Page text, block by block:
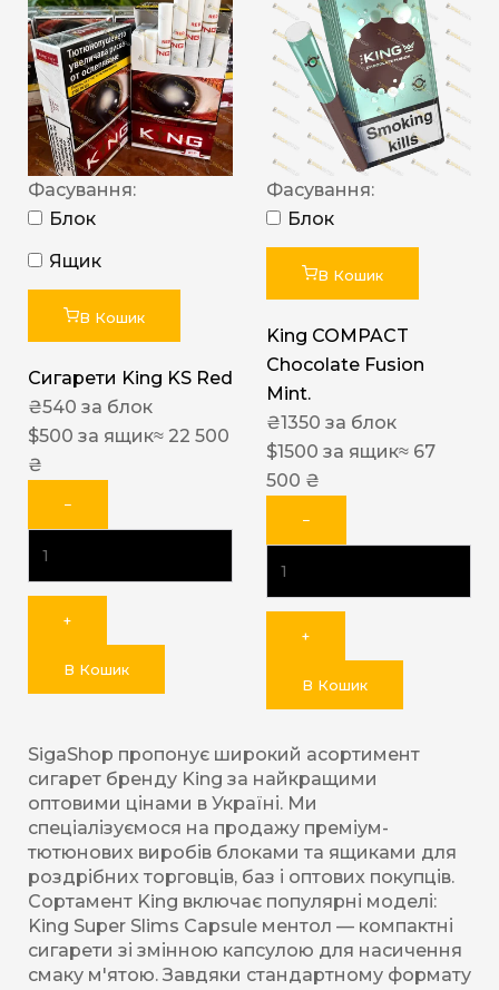
Фасування:
Блок
Ящик
В Кошик
Сигарети King KS Red
₴540 за блок
$500 за ящик≈ 22 500
₴
−
+
В Кошик
Фасування:
Блок
В Кошик
King COMPACT
Chocolate Fusion
Mint.
₴1350 за блок
$1500 за ящик≈ 67
500 ₴
−
+
В Кошик
SigaShop пропонує широкий асортимент
сигарет бренду King за найкращими
оптовими цінами в Україні. Ми
спеціалізуємося на продажу преміум-
тютюнових виробів блоками та ящиками для
роздрібних торговців, баз і оптових покупців.
Сортамент King включає популярні моделі:
King Super Slims Capsule ментол — компактні
сигарети зі змінною капсулою для насичення
смаку м'ятою. Завдяки стандартному формату